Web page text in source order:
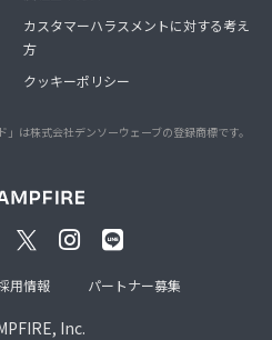
カスタマーハラスメントに対する考え
方
クッキーポリシー
」は株式会社デンソーウェーブの登録商標です。
Inc.
用情報 パートナー募集